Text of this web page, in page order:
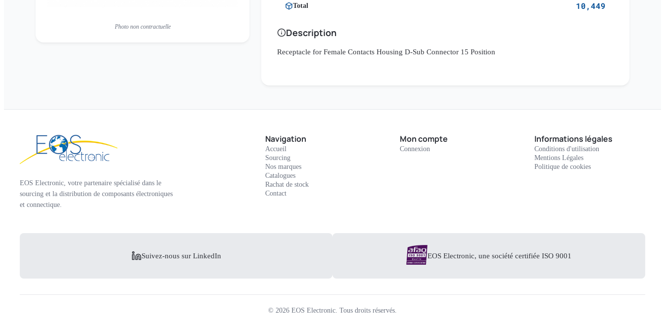
Photo non contractuelle
Total 10,449
Description
Receptacle for Female Contacts Housing D-Sub Connector 15 Position
EOS Electronic, votre partenaire spécialisé dans le
sourcing et la distribution de composants électroniques
et connectique.
Navigation
Accueil
Sourcing
Nos marques
Catalogues
Rachat de stock
Contact
Mon compte
Connexion
Informations légales
Conditions d'utilisation
Mentions Légales
Politique de cookies
Suivez-nous sur LinkedIn EOS Electronic, une société certifiée ISO 9001
© 2026 EOS Electronic. Tous droits réservés.